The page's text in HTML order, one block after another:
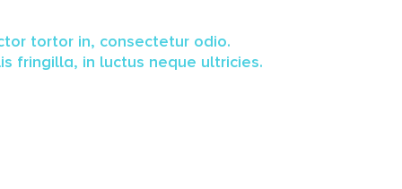
tortor in, consectetur odio.
fringilla, in luctus neque ultricies.